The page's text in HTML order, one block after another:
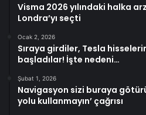
Visma 2026 yılındaki halka
Londra’yı seçti
Ocak 2, 2026
Sıraya girdiler, Tesla
başladılar! İşte nedeni…
Şubat 1, 2026
Navigasyon sizi buraya
yolu kullanmayın’ çağrısı